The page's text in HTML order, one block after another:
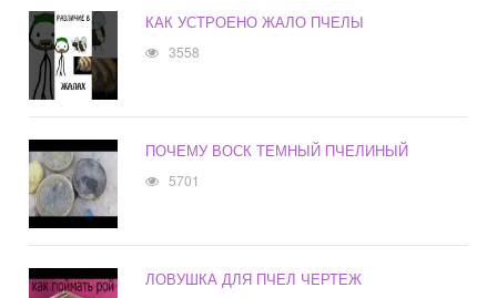
КАК УСТРОЕНО ЖАЛО ПЧЕЛЫ
3558
ПОЧЕМУ ВОСК ТЕМНЫЙ ПЧЕЛИНЫЙ
5701
ЛОВУШКА ДЛЯ ПЧЕЛ ЧЕРТЕЖ